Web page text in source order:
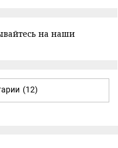
на наши
(12)